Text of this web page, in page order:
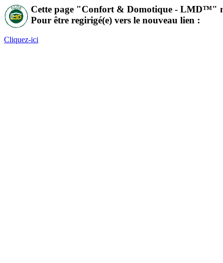
Cette page "Confort & Domotique - LMD™"
Pour être regirigé(e) vers le nouveau lien :
Cliquez-ici